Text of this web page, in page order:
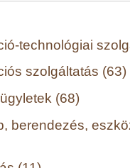
technológiai
szolgáltatás (63)
(68)
berendezés,